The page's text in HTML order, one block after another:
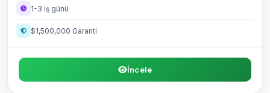
1-3 iş günü
$1,500,000 Garanti
İncele